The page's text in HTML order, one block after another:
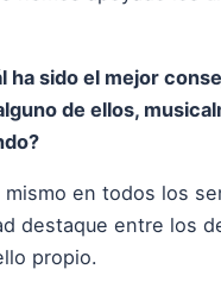
ha sido el mejor
de ellos,
mismo en todos los
destaque entre los
propio.